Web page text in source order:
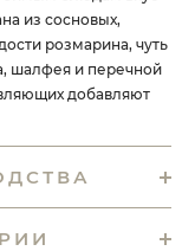
из сосновых,
розмарина, чуть
шалфея и перечной
добавляют